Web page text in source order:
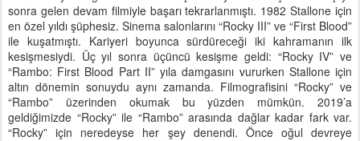
sonra gelen devam filmiyle başarı tekrarlanmıştı. 1982 Stallone için
en özel yıldı şüphesiz. Sinema salonlarını “Rocky III” ve “First Blood”
ile kuşatmıştı. Kariyeri boyunca sürdüreceği iki kahramanın ilk
kesişmesiydi. Üç yıl sonra üçüncü kesişme geldi: “Rocky IV” ve
“Rambo: First Blood Part II” yıla damgasını vururken Stallone için
altın dönemin sonuydu aynı zamanda. Filmografisini “Rocky” ve
“Rambo” üzerinden okumak bu yüzden mümkün. 2019’a
geldiğimizde “Rocky” ile “Rambo” arasında dağlar kadar fark var.
“Rocky” için neredeyse her şey denendi. Önce oğul devreye